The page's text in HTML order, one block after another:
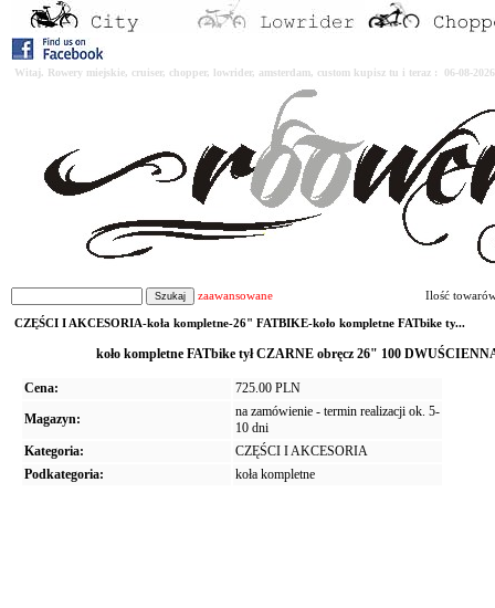
Witaj. Rowery miejskie, cruiser, chopper, lowrider, amsterdam, custom kupisz tu i teraz : 06-08-
zaawansowane Ilość
CZĘŚCI I AKCESORIA-koła kompletne-26" FATBIKE-koło kompletne FATbike ty...
koło kompletne FATbike tył CZARNE obręcz 26" 100
Cena:
725.00 PLN
Magazyn:
na zamówienie - termin realizacji ok. 5-
10 dni
Kategoria:
CZĘŚCI I AKCESORIA
Podkategoria:
koła kompletne